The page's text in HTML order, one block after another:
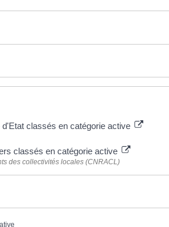
classés en catégorie active
classés en catégorie active
des collectivités locales (CNRACL)